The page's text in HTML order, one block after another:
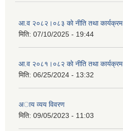
आ.व २०८२।०८३ काे नीति तथा कार्यक्रम
मिति: 07/10/2025 - 19:44
आ.व २०८१।०८२ काे नीति तथा कार्यक्रम
मिति: 06/25/2024 - 13:32
अाय व्यय विवरण
मिति: 09/05/2023 - 11:03